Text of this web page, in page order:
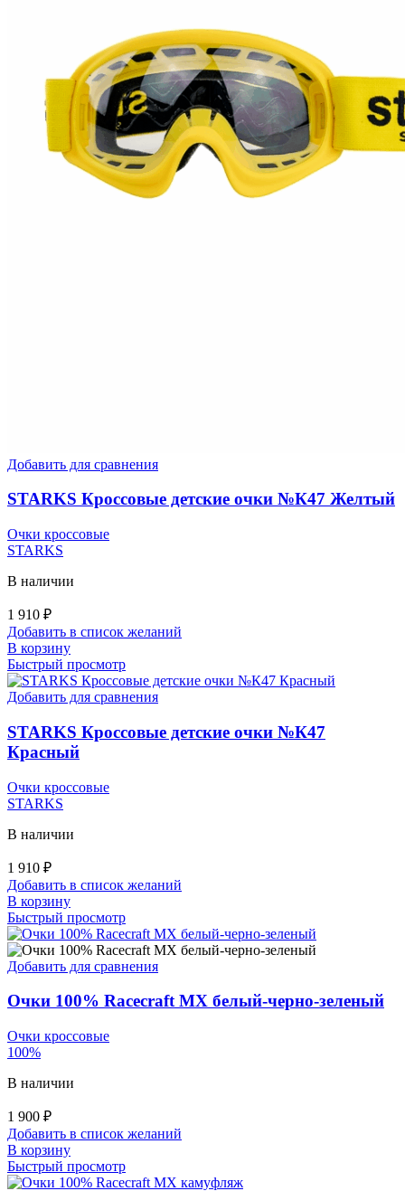
Добавить для сравнения
STARKS Кроссовые детские очки №К47 Желтый
Очки кроссовые
STARKS
В наличии
1 910 ₽
Добавить в список желаний
В корзину
Быстрый просмотр
Добавить для сравнения
STARKS Кроссовые детские очки №К47
Красный
Очки кроссовые
STARKS
В наличии
1 910 ₽
Добавить в список желаний
В корзину
Быстрый просмотр
Добавить для сравнения
Очки 100% Racecraft MX белый-черно-зеленый
Очки кроссовые
100%
В наличии
1 900 ₽
Добавить в список желаний
В корзину
Быстрый просмотр